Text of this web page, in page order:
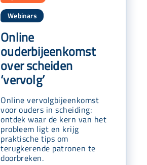
Webinars
Online
ouderbijeenkomst
over scheiden
‘vervolg’
Online vervolgbijeenkomst
voor ouders in scheiding:
ontdek waar de kern van het
probleem ligt en krijg
praktische tips om
terugkerende patronen te
doorbreken.